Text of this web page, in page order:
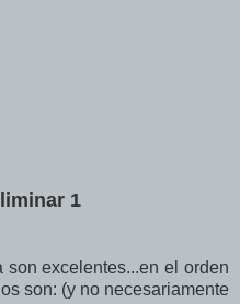
1
excelentes...en el orden
son: (y no necesariamente